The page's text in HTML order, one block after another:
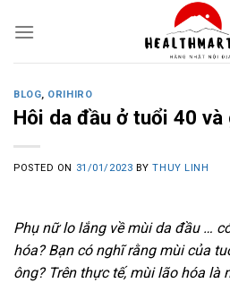
BLOG, ORIHIRO
Hôi da đầu ở tuổi 40 và
POSTED ON 31/01/2023 BYTHUY LINH
Phụ nữ lo lắng về mùi da đầu …
hóa? Bạn có nghĩ rằng mùi của
ông? Trên thực tế, mùi lão hóa là